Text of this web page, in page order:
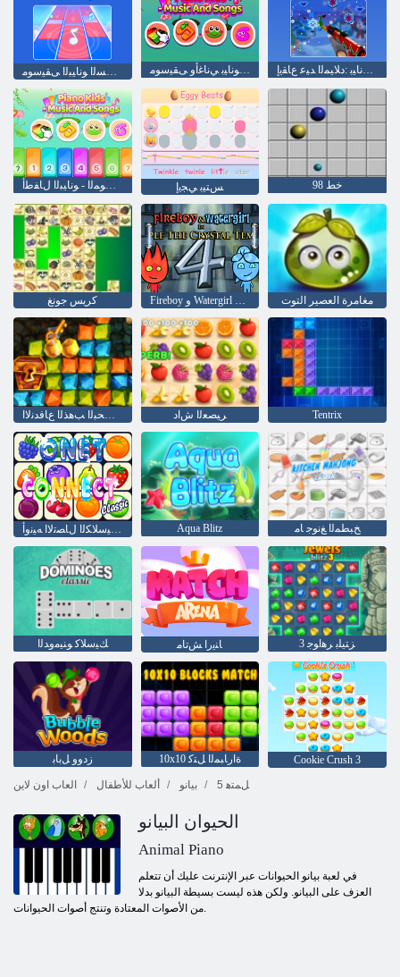
ﻝﺎﻔﻃﻸ ﻟ ﻮﻧﺎﻴﺑ ﻲﻧﺎﻏﺃﻭ ﻰﻘﻴﺳﻮﻣ ﻲﻟﺎﺜﻣ ﻮﻧﺎﻴﺑ :ﺩﻼ ﻴﻤﻟﺍ ﺪﻴﻋ ﻉﺎﻘﻳﺇ
ﻲﻧﺎﻏﻷ ﺍﻭ ﻰﻘﻴﺳﻮﻤﻟﺍ - ﻮﻧﺎﻴﺒﻟﺍ ﻝﺎﻔﻃﺃ ﺲﺘﻴﺑ ﻲﺠﻳﺇ خط 98
كريس جونغ Fireboy ﻭ Watergirl 4: Crystal Temple مغامرة العصير التوت
ﺮﻴﺼﻌﻟﺍ ﺵﺍﺩ Tentrix
ﺔﻴﻜﻴﺳﻼ ﻜﻟﺍ ﻝﺎﺼﺗﻻ ﺍ ﻪﻴﻧﻭﺃ Aqua Blitz ﺦﺒﻄﻤﻟﺍ ﻎﻧﻮﺟ ﺎﻣ
ﻚﻴﺳﻼ ﻛ ﻮﻨﻴﻣﻭﺪﻟﺍ ﺎﻨﻳﺭﺍ ﺶﺗﺎﻣ 3 ﺰﺘﻴﻠﺑ ﺮﻫﺍﻮﺟ
ﺯﺩﻭﻭ ﻞﺑﺎﺑ 10x10 ﺓﺍﺭﺎﺒﻤﻟﺍ ﻞﺘﻛ
Cookie Crush 3
العاب اون لاين
ألعاب للأطفال بيانو 5 ﻞﻤﺘﻫ
الحيوان البيانو
Animal Piano
في لعبة بيانو الحيوانات عبر الإنترنت عليك أن تتعلم
العزف على البيانو. ولكن هذه ليست بسيطة البيانو بدلا
من الأصوات المعتادة وتنتج أصوات الحيوانات.